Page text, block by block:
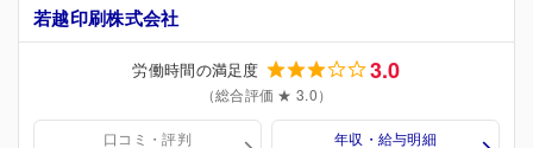
若越印刷株式会社
労働時間の満足度 3.0
（総合評価 ★ 3.0）
口コミ・評判 年収・給与明細